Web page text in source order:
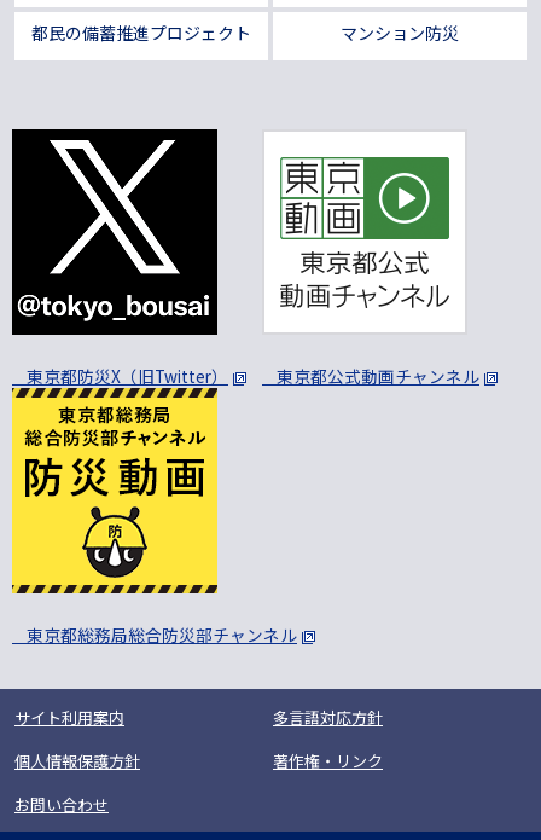
都民の備蓄推進プロジェクト マンション防災
東京都防災X（旧Twitter） 東京都公式動画チャンネル
東京都総務局総合防災部チャンネル
サイト利用案内
多言語対応方針
個人情報保護方針
著作権・リンク
お問い合わせ